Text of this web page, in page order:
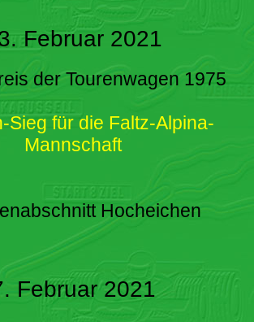
Februar 2021
der Tourenwagen 1975
Sieg für die Faltz-Alpina-
Mannschaft
Hocheichen
Februar 2021